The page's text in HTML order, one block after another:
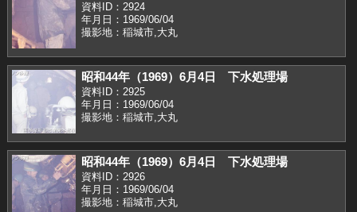
資料ID：2924
年月日：1969/06/04
撮影地：稲城市,大丸
昭和44年（1969）6月4日 下水処理場
資料ID：2925
年月日：1969/06/04
撮影地：稲城市,大丸
昭和44年（1969）6月4日 下水処理場
資料ID：2926
年月日：1969/06/04
撮影地：稲城市,大丸